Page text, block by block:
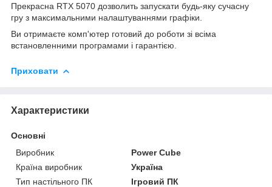
Прекрасна RTX 5070 дозволить запускати будь-яку сучасну
гру з максимальними налаштуваннями графіки.
Ви отримаєте комп'ютер готовий до роботи зі всіма
встановленними програмами і гарантією.
Приховати
Характеристики
Основні
Виробник
Power Cube
Країна виробник
Україна
Тип настільного ПК
Ігровий ПК